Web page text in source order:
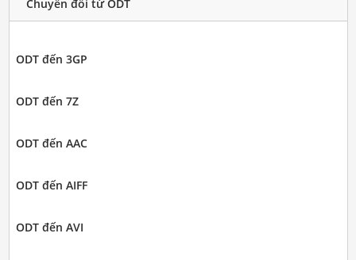
Chuyển đổi từ ODT
ODT đến 3GP
ODT đến 7Z
ODT đến AAC
ODT đến AIFF
ODT đến AVI